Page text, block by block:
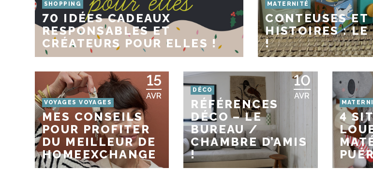
SHOPPING
70 IDÉES CADEAUX
RESPONSABLES ET
CRÉATEURS POUR ELLES !
MATERNITÉ
CONTEUSES ET
HISTOIRES : LE
!
15
AVR
VOYAGES VOYAGES
MES CONSEILS
POUR PROFITER
DU MEILLEUR DE
HOMEEXCHANGE
10
AVR
DÉCO
RÉFÉRENCES
DÉCO – LE
BUREAU /
CHAMBRE D’AMIS
!
4